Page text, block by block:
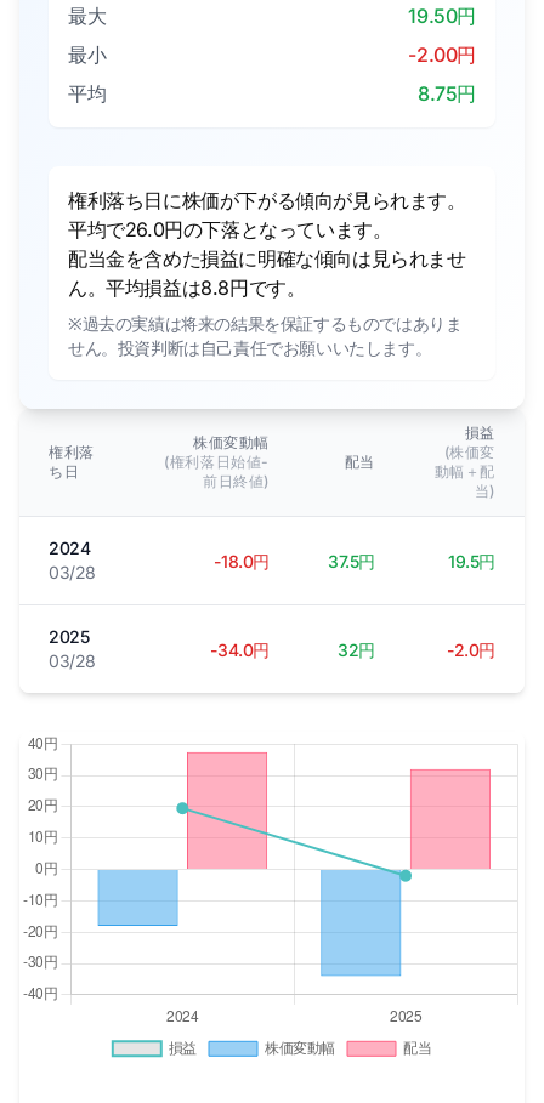
最大
19.50円
最小
-2.00円
平均
8.75円
権利落ち日に株価が下がる傾向が見られます。
平均で26.0円の下落となっています。
配当金を含めた損益に明確な傾向は見られませ
ん。平均損益は8.8円です。
※過去の実績は将来の結果を保証するものではありま
せん。投資判断は自己責任でお願いいたします。
権利落
ち日
株価変動幅
(権利落日始値-
前日終値)
配当
損益
(株価変
動幅＋配
当)
2024
03/28
-18.0円 37.5円 19.5円
2025
03/28
-34.0円 32円 -2.0円